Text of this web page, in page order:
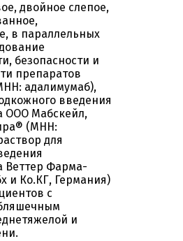
двойное слепое,
в параллельных
безопасности и
препаратов
адалимумаб),
введения
ООО Мабскейл,
(МНН:
для
Веттер Фарма-
и Ко.КГ, Германия)
с
и